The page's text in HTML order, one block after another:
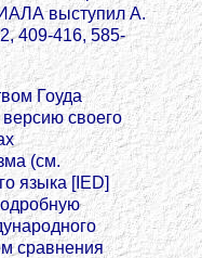
выступил А.
409-416, 585-
Гоуда
своего
(см.
языка [IED]
сравнения